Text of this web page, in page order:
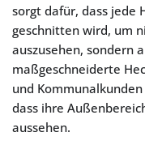
sorgt dafür, dass jede
geschnitten wird, um
auszusehen, sondern
maßgeschneiderte
und
dass ihre
aussehen.